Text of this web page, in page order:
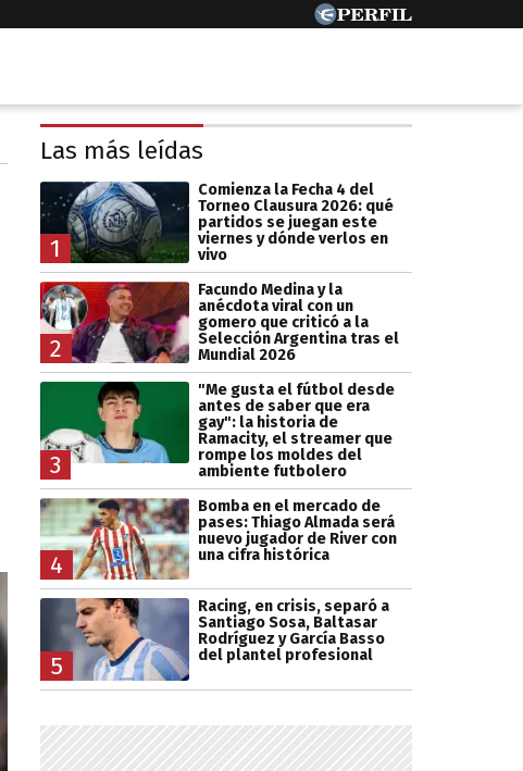
Las más leídas
1
Comienza la Fecha 4 del
Torneo Clausura 2026: qué
partidos se juegan este
viernes y dónde verlos en
vivo
2
Facundo Medina y la
anécdota viral con un
gomero que criticó a la
Selección Argentina tras el
Mundial 2026
3
"Me gusta el fútbol desde
antes de saber que era
gay": la historia de
Ramacity, el streamer que
rompe los moldes del
ambiente futbolero
4
Bomba en el mercado de
pases: Thiago Almada será
nuevo jugador de River con
una cifra histórica
5
Racing, en crisis, separó a
Santiago Sosa, Baltasar
Rodríguez y García Basso
del plantel profesional